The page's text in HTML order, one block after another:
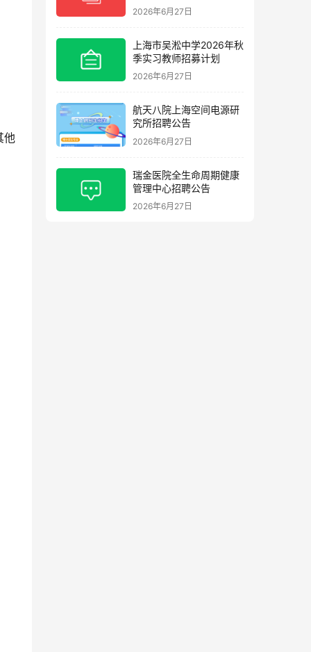
他
2026年6月27日
上海市吴淞中学2026年秋
季实习教师招募计划
2026年6月27日
航天八院上海空间电源研
究所招聘公告
2026年6月27日
瑞金医院全生命周期健康
管理中心招聘公告
2026年6月27日